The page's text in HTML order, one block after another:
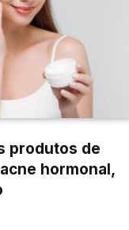
produtos de
hormonal,